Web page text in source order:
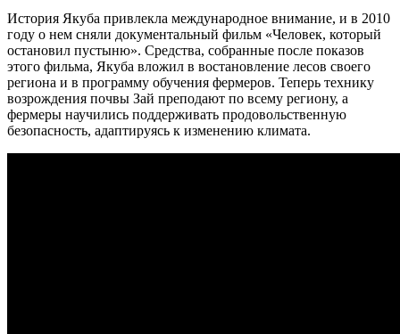
История Якуба привлекла международное внимание, и в 2010
году о нем сняли документальный фильм «Человек, который
остановил пустыню». Средства, собранные после показов
этого фильма, Якуба вложил в востановление лесов своего
региона и в программу обучения фермеров. Теперь технику
возрождения почвы Зай преподают по всему региону, а
фермеры научились поддерживать продовольственную
безопасность, адаптируясь к изменению климата.